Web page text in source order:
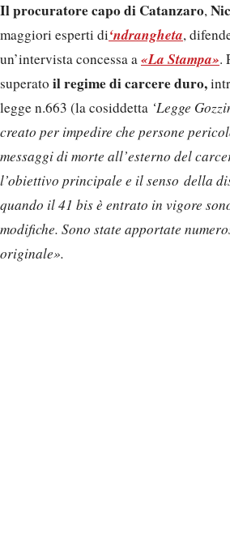
Il procuratore capo di Catanzaro,
maggiori esperti di‘ndrangheta,
un’intervista concessa a«La Stampa».
superato il regime di carcere duro,
legge n.663 (la cosiddetta ‘Legge
creato per impedire che persone
messaggi di morte all’esterno del
l’obiettivo principale e il senso della
quando il 41 bis è entrato in vigore
modifiche. Sono state apportate
originale».